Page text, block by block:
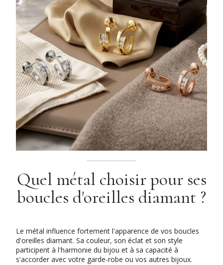
Quel métal choisir pour ses
boucles d'oreilles diamant ?
Le métal influence fortement l'apparence de vos boucles
d'oreilles diamant. Sa couleur, son éclat et son style
participent à l'harmonie du bijou et à sa capacité à
s'accorder avec votre garde-robe ou vos autres bijoux.